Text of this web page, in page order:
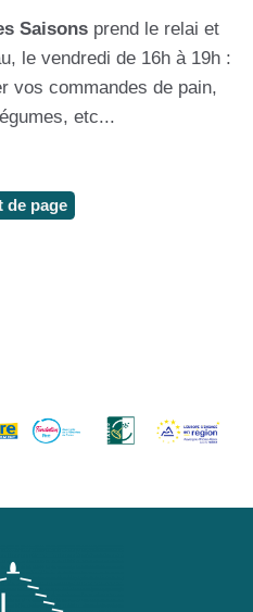
Saisonsprend le relai et
le vendredi de 16h à 19h :
vos commandes de pain,
etc...
de page